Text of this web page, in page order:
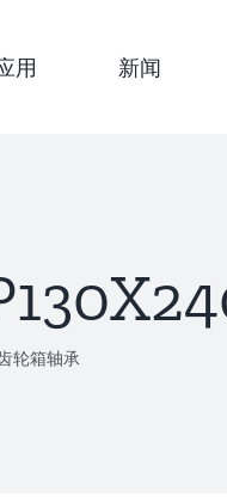
用 新闻
轮箱轴承